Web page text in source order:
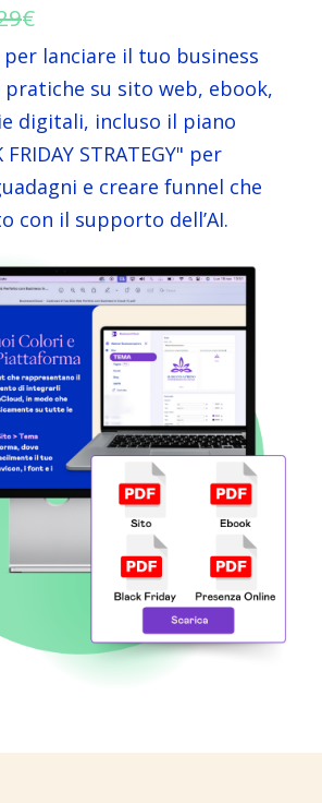
€
lanciare il tuo business
su sito web, ebook,
digitali, incluso il piano
STRATEGY" per
e creare funnel che
con il supporto dell’AI.